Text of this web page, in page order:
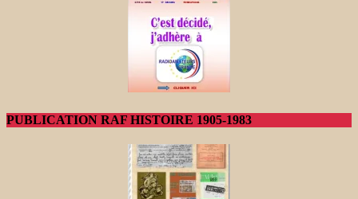
PUBLICATION RAF HISTOIRE 1905-1983